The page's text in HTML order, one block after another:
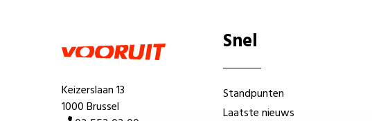
Keizerslaan 13
1000 Brussel
Snel
Standpunten
Laatste nieuws